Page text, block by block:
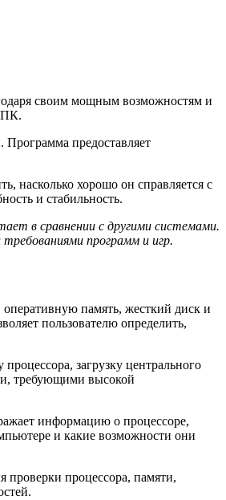
своим мощным возможностям и
ПК.
предоставляет
насколько хорошо он справляется с
и стабильность.
в сравнении с другими системами.
программ и игр.
память, жесткий диск и
пользователю определить,
загрузку центрального
требующими высокой
информацию о процессоре,
и какие возможности они
проверки процессора, памяти,